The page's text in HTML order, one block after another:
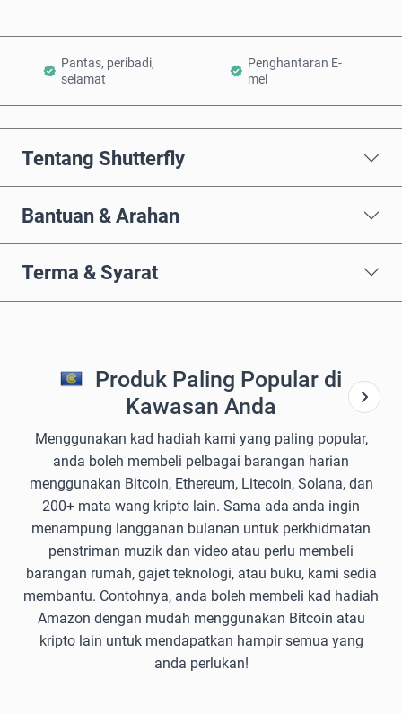
Pantas, peribadi,
selamat
Penghantaran E-
mel
Tentang Shutterfly
Bantuan & Arahan
Terma & Syarat
Produk Paling Popular di
Kawasan Anda
Menggunakan kad hadiah kami yang paling popular,
anda boleh membeli pelbagai barangan harian
menggunakan Bitcoin, Ethereum, Litecoin, Solana, dan
200+ mata wang kripto lain. Sama ada anda ingin
menampung langganan bulanan untuk perkhidmatan
penstriman muzik dan video atau perlu membeli
barangan rumah, gajet teknologi, atau buku, kami sedia
membantu. Contohnya, anda boleh membeli kad hadiah
Amazon dengan mudah menggunakan Bitcoin atau
kripto lain untuk mendapatkan hampir semua yang
anda perlukan!